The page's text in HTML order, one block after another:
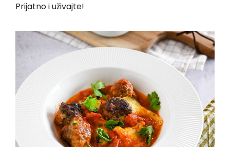
Prijatno i uživajte!